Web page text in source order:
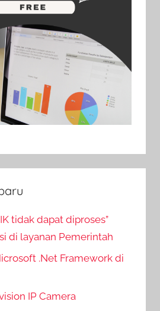
tidak dapat diproses”
di layanan Pemerintah
.Net Framework di
IP Camera